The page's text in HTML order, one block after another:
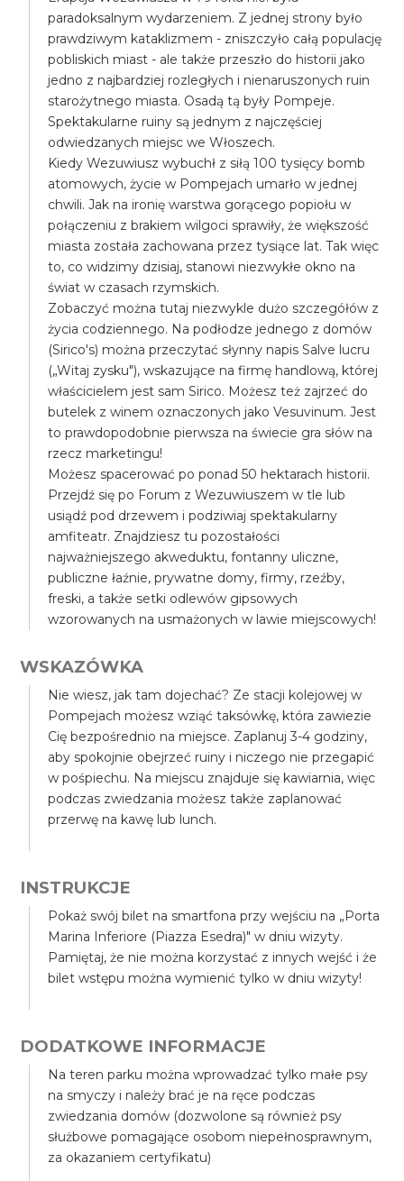
paradoksalnym wydarzeniem. Z jednej strony było
prawdziwym kataklizmem - zniszczyło całą populację
pobliskich miast - ale także przeszło do historii jako
jedno z najbardziej rozległych i nienaruszonych ruin
starożytnego miasta. Osadą tą były Pompeje.
Spektakularne ruiny są jednym z najczęściej
odwiedzanych miejsc we Włoszech.
Kiedy Wezuwiusz wybuchł z siłą 100 tysięcy bomb
atomowych, życie w Pompejach umarło w jednej
chwili. Jak na ironię warstwa gorącego popiołu w
połączeniu z brakiem wilgoci sprawiły, że większość
miasta została zachowana przez tysiące lat. Tak więc
to, co widzimy dzisiaj, stanowi niezwykłe okno na
świat w czasach rzymskich.
Zobaczyć można tutaj niezwykle dużo szczegółów z
życia codziennego. Na podłodze jednego z domów
(Sirico's) można przeczytać słynny napis Salve lucru
(„Witaj zysku"), wskazujące na firmę handlową, której
właścicielem jest sam Sirico. Możesz też zajrzeć do
butelek z winem oznaczonych jako Vesuvinum. Jest
to prawdopodobnie pierwsza na świecie gra słów na
rzecz marketingu!
Możesz spacerować po ponad 50 hektarach historii.
Przejdź się po Forum z Wezuwiuszem w tle lub
usiądź pod drzewem i podziwiaj spektakularny
amfiteatr. Znajdziesz tu pozostałości
najważniejszego akweduktu, fontanny uliczne,
publiczne łaźnie, prywatne domy, firmy, rzeźby,
freski, a także setki odlewów gipsowych
wzorowanych na usmażonych w lawie miejscowych!
WSKAZÓWKA
Nie wiesz, jak tam dojechać? Ze stacji kolejowej w
Pompejach możesz wziąć taksówkę, która zawiezie
Cię bezpośrednio na miejsce. Zaplanuj 3-4 godziny,
aby spokojnie obejrzeć ruiny i niczego nie przegapić
w pośpiechu. Na miejscu znajduje się kawiarnia, więc
podczas zwiedzania możesz także zaplanować
przerwę na kawę lub lunch.
INSTRUKCJE
Pokaż swój bilet na smartfona przy wejściu na „Porta
Marina Inferiore (Piazza Esedra)" w dniu wizyty.
Pamiętaj, że nie można korzystać z innych wejść i że
bilet wstępu można wymienić tylko w dniu wizyty!
DODATKOWE INFORMACJE
Na teren parku można wprowadzać tylko małe psy
na smyczy i należy brać je na ręce podczas
zwiedzania domów (dozwolone są również psy
służbowe pomagające osobom niepełnosprawnym,
za okazaniem certyfikatu)